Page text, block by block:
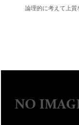
論理的に考えて上